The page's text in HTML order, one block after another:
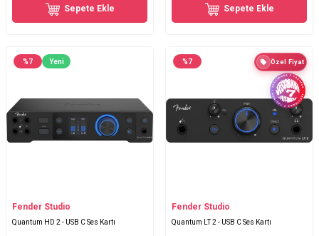
Sepete Ekle Sepete Ekle
%7 Yeni
Fender Studio
Quantum HD 2 - USB C Ses Kartı
%7 Özel Fiyat
Fender Studio
Quantum LT 2 - USB C Ses Kartı